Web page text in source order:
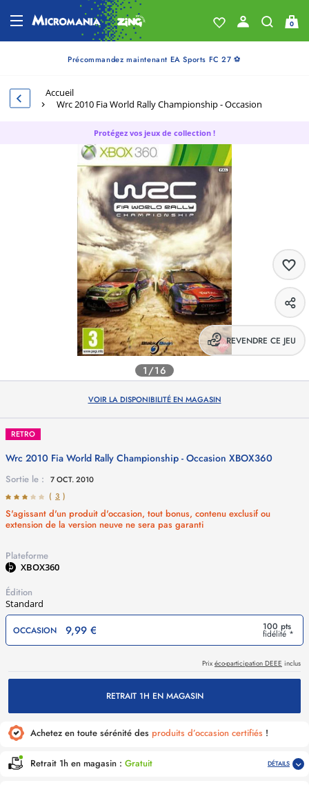
0
Précommandez maintenant EA Sports FC 27 ⚽
Accueil
Wrc 2010 Fia World Rally Championship - Occasion
Protégez vos jeux de collection !
1/16
REVENDRE CE JEU
VOIR LA DISPONIBILITÉ EN MAGASIN
RETRO
Wrc 2010 Fia World Rally Championship - Occasion XBOX360
Sortie le :
7 OCT. 2010
( 3 )
S'agissant d'un produit d'occasion, tout bonus, contenu exclusif ou
extension de la version neuve ne sera pas garanti
Plateforme
XBOX360
Édition
Standard
OCCASION 9,99 € 100 pts
fidélité *
Prix éco-participation DEEE inclus
RETRAIT 1H EN MAGASIN
Achetez en toute sérénité des produits d’occasion certifiés !
Retrait 1h en magasin : Gratuit DÉTAILS